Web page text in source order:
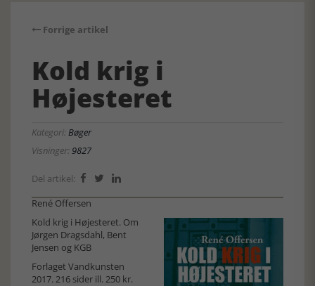
Forrige artikel
Kold krig i
Højesteret
Kategori:Bøger
Visninger:9827
Del artikel:   
René Offersen
Kold krig i Højesteret. Om
Jørgen Dragsdahl, Bent
Jensen og KGB
Forlaget Vandkunsten
2017. 216 sider ill. 250 kr.